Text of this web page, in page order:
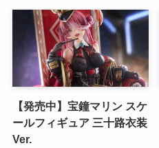
【発売中】宝鐘マリン スケ
ールフィギュア 三十路衣装
Ver.